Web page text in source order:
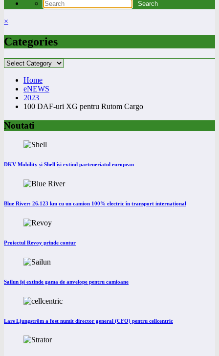
×
Categories
Categories
Home
eNEWS
2023
100 DAF-uri XG pentru Rutom Cargo
Noutati
DKV Mobility și Shell își extind parteneriatul european
Blue River: 26.123 km cu un camion 100% electric în transport internațional
Proiectul Revoy prinde contur
Sailun își extinde gama de anvelope pentru camioane
Lars Ljungström a fost numit director general (CFO) pentru cellcentric